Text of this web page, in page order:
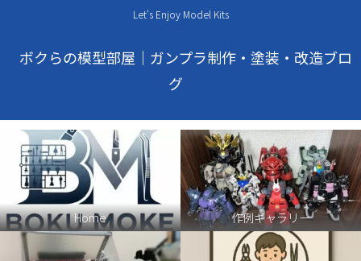
Let's Enjoy Model Kits
ボクらの模型部屋｜ガンプラ制作・塗装・改造ブロ
グ
Home 作例ギャラリー